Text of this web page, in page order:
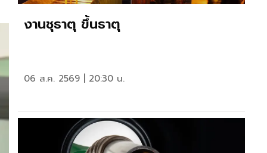
งานชุธาตุ ขึ้นธาตุ
06 ส.ค. 2569 | 20:30 น.